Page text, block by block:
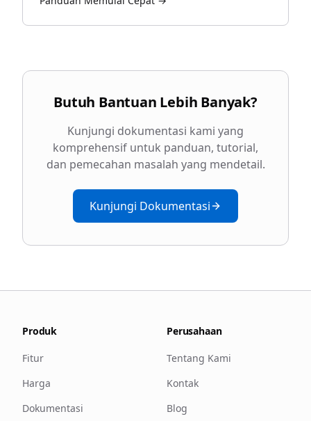
Butuh Bantuan Lebih Banyak?
Kunjungi dokumentasi kami yang
komprehensif untuk panduan, tutorial,
dan pemecahan masalah yang mendetail.
Kunjungi Dokumentasi
Produk
Fitur
Harga
Dokumentasi
Perusahaan
Tentang Kami
Kontak
Blog